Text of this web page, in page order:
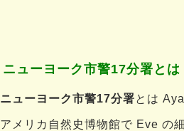
ニューヨーク市警17分署とは
ニューヨーク市警17分署とは
アメリカ自然史博物館で Eve の